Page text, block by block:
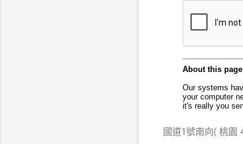
國道1號南向( 桃園